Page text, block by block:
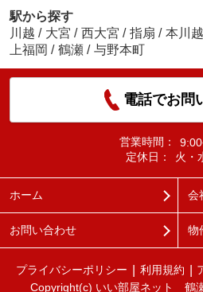
駅から探す
川越 / 大宮 / 西大宮 / 指扇 / 本川越
上福岡 / 鶴瀬 / 与野本町
電話でお問
営業時間：
定休日：
火・
ホーム 会
お問い合わせ 物
プライバシーポリシー 利用規約
Copyright(c) いい部屋ネット 鶴